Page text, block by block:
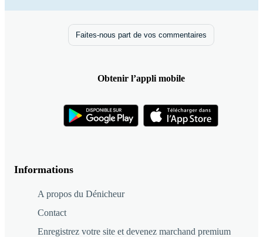
Informations
A propos du Dénicheur
Contact
Enregistrez votre site et devenez marchand premium
Faites-nous part de vos commentaires
Obtenir l’appli mobile